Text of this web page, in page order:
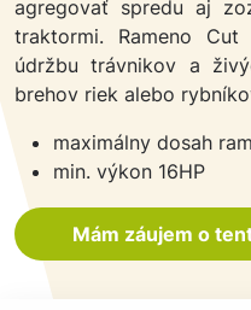
agregovať spredu aj
traktormi. Rameno
údržbu trávnikov a
brehov riek alebo
maximálny dosah
min. výkon 16HP
Mám záujem o